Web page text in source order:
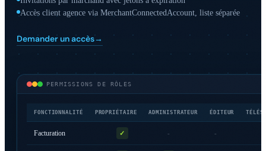
Accès client agence via MerchantConnectedAccount, liste séparée
Demander un accès→
PERMISSIONS DE RÔLES
FONCTIONNALITÉ PROPRIÉTAIRE ADMINISTRATEUR ÉDITEUR
Facturation ✓ - -